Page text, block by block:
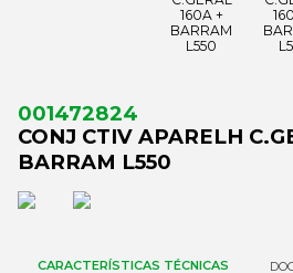
001472824
CONJ CTIV APARELH
BARRAM L550
CARACTERÍSTICAS TÉCNICAS